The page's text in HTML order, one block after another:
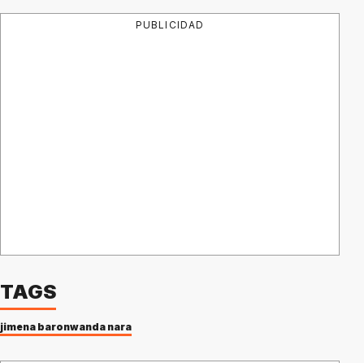
PUBLICIDAD
TAGS
jimena baronwanda nara